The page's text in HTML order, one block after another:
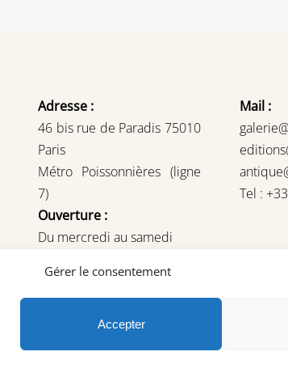
Gérer le consentement
Accepter
Adresse :
46 bis rue de Paradis 75010
Paris
Métro Poissonnières (ligne
7)
Ouverture :
Du mercredi au samedi
ou sur rendez-vous
Mail :
Tel :